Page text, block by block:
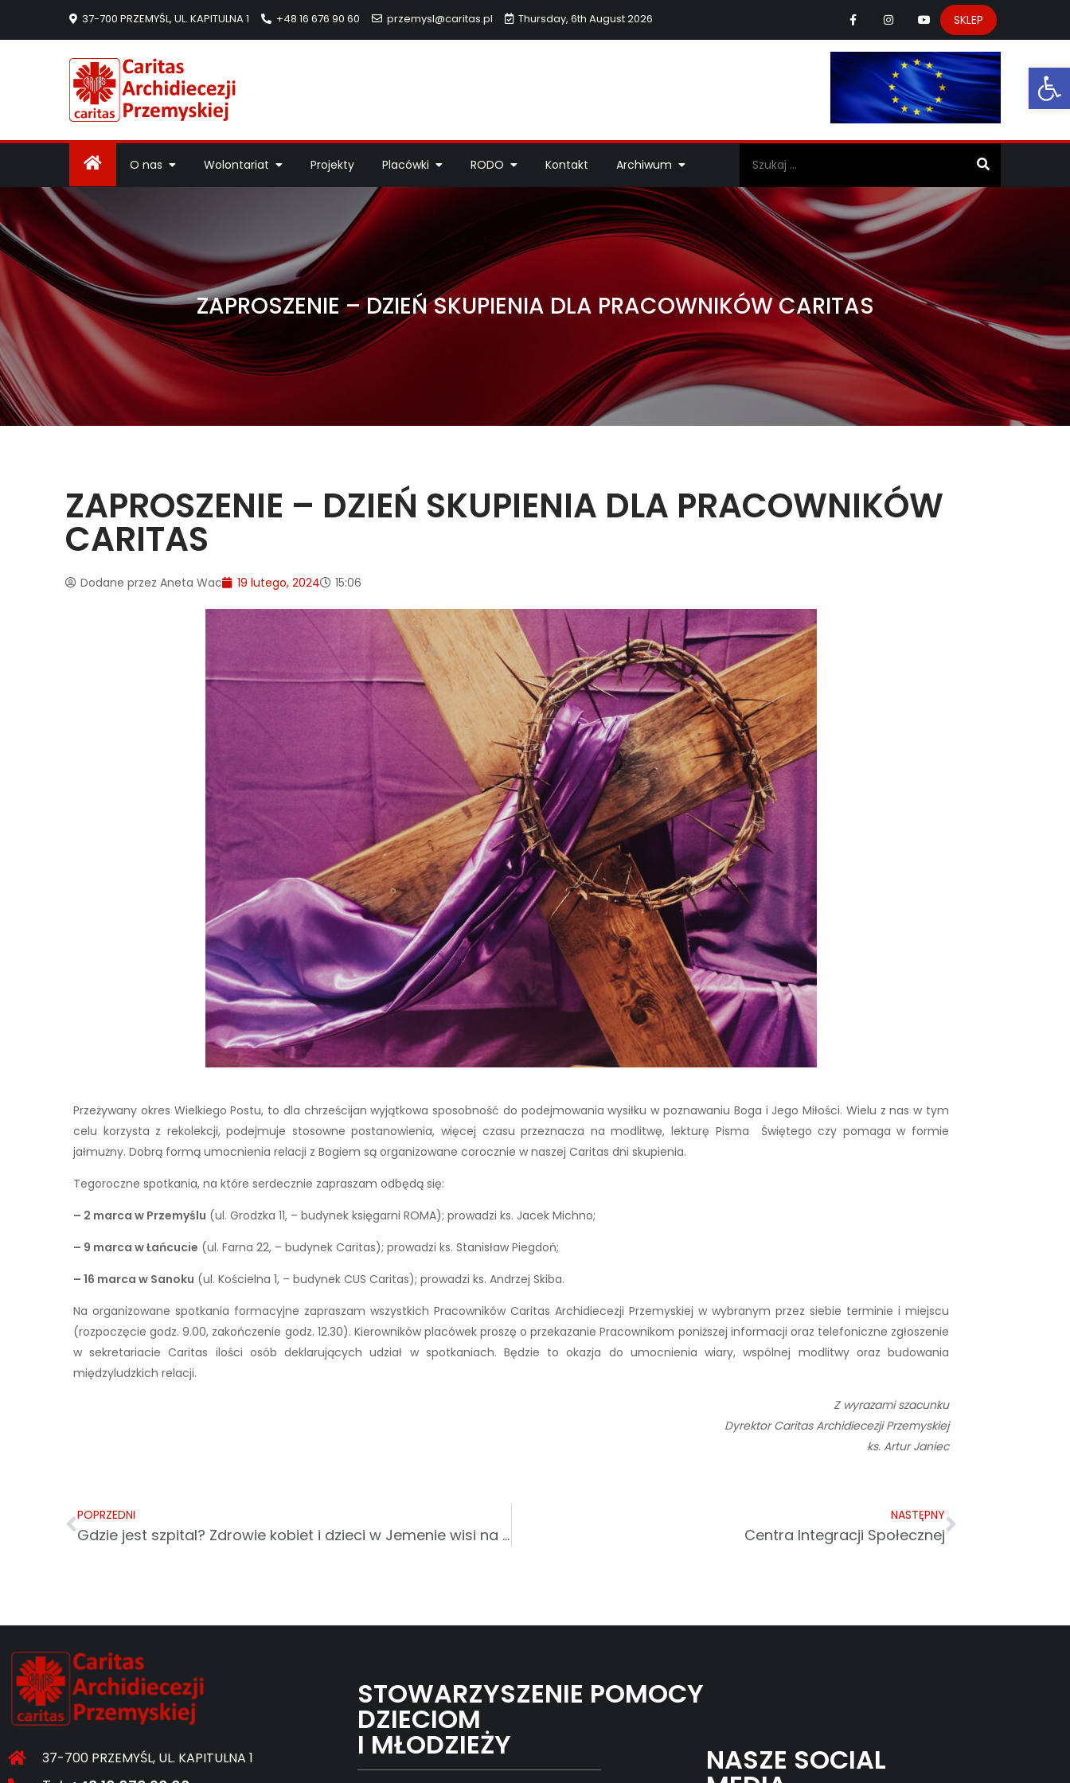
37-700 PRZEMYŚL, UL. KAPITULNA 1 +48 16 676 90 60 przemysl@caritas.pl Thursday, 6th August 2026 SKLEP
O nas Wolontariat Projekty Placówki RODO Kontakt Archiwum
ZAPROSZENIE – DZIEŃ SKUPIENIA DLA PRACOWNIKÓW CARITAS
ZAPROSZENIE – DZIEŃ SKUPIENIA DLA PRACOWNIKÓW
CARITAS
Dodane przez Aneta Wac 19 lutego, 2024 15:06
Przeżywany okres Wielkiego Postu, to dla chrześcijan wyjątkowa sposobność do podejmowania wysiłku w poznawaniu Boga i Jego Miłości. Wielu z nas w tym
celu korzysta z rekolekcji, podejmuje stosowne postanowienia, więcej czasu przeznacza na modlitwę, lekturę Pisma Świętego czy pomaga w formie
jałmużny. Dobrą formą umocnienia relacji z Bogiem są organizowane corocznie w naszej Caritas dni skupienia.
Tegoroczne spotkania, na które serdecznie zapraszam odbędą się:
– 2 marca w Przemyślu (ul. Grodzka 11, – budynek księgarni ROMA); prowadzi ks. Jacek Michno;
– 9 marca w Łańcucie (ul. Farna 22, – budynek Caritas); prowadzi ks. Stanisław Piegdoń;
– 16 marca w Sanoku (ul. Kościelna 1, – budynek CUS Caritas); prowadzi ks. Andrzej Skiba.
Na organizowane spotkania formacyjne zapraszam wszystkich Pracowników Caritas Archidiecezji Przemyskiej w wybranym przez siebie terminie i miejscu
(rozpoczęcie godz. 9.00, zakończenie godz. 12.30). Kierowników placówek proszę o przekazanie Pracownikom poniższej informacji oraz telefoniczne zgłoszenie
w sekretariacie Caritas ilości osób deklarujących udział w spotkaniach. Będzie to okazja do umocnienia wiary, wspólnej modlitwy oraz budowania
międzyludzkich relacji.
Z wyrazami szacunku
Dyrektor Caritas Archidiecezji Przemyskiej
ks. Artur Janiec
POPRZEDNI
Gdzie jest szpital? Zdrowie kobiet i dzieci w Jemenie wisi na włosku
NASTĘPNY
Centra Integracji Społecznej
37-700 PRZEMYŚL, UL. KAPITULNA 1
STOWARZYSZENIE POMOCY
DZIECIOM
I MŁODZIEŻY NASZE SOCIAL